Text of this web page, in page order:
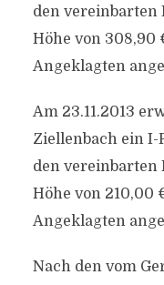
den vereinbarten
Höhe von 308,90
Angeklagten
Am 23.11.2013
Ziellenbach ein I-
den vereinbarten
Höhe von 210,00
Angeklagten
Nach den vom